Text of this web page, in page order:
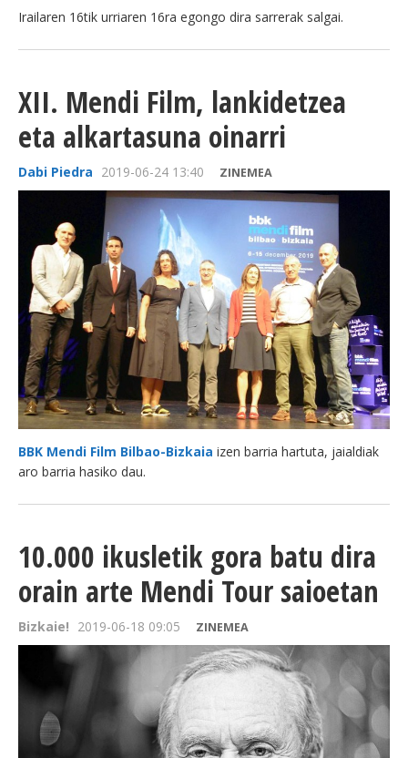
Irailaren 16tik urriaren 16ra egongo dira sarrerak salgai.
XII. Mendi Film, lankidetzea
eta alkartasuna oinarri
Dabi Piedra 2019-06-24 13:40 ZINEMEA
BBK Mendi Film Bilbao-Bizkaia izen barria hartuta, jaialdiak
aro barria hasiko dau.
10.000 ikusletik gora batu dira
orain arte Mendi Tour saioetan
Bizkaie! 2019-06-18 09:05 ZINEMEA